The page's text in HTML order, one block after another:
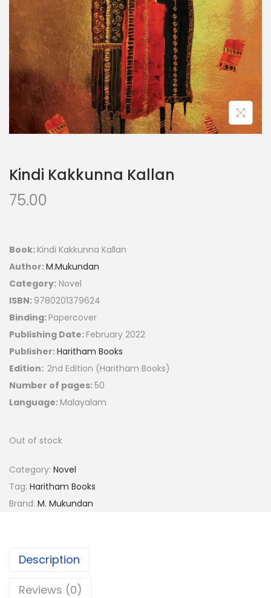
Kindi Kakkunna Kallan
75.00
Book: Kindi Kakkunna Kallan
Author:M.Mukundan
Category: Novel
ISBN: 9780201379624
Binding: Papercover
Publishing Date: February 2022
Publisher:Haritham Books
Edition: 2nd Edition (Haritham Books)
Number of pages:50
Language: Malayalam
Out of stock
Category: Novel
Tag: Haritham Books
Brand: M. Mukundan
Description
Reviews (0)